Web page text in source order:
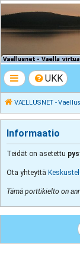
UKK
VAELLUSNET -
Informaatio
Teidät on asetettu
Ota yhteyttä
Tämä porttikielto on